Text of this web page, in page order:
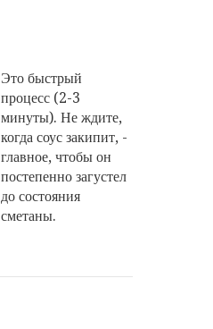
Это быстрый
процесс (2-3
минуты). Не ждите,
когда соус закипит, -
главное, чтобы он
постепенно загустел
до состояния
сметаны.